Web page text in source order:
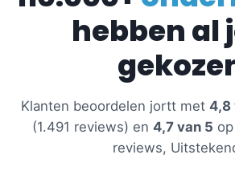
hebben al
Klanten beoordelen jortt met 4,8
(1.491 reviews) en 4,7 van 5 op
reviews,